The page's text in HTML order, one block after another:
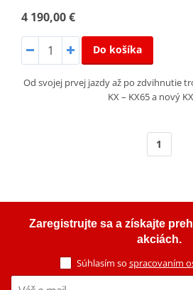
4 190,00 €
Do košíka
Od svojej prvej jazdy až po zdvihnutie
KX – KX65 a nový
1
Zaregistrujte sa a získajte
akciách.
Súhlasím so spracovaním